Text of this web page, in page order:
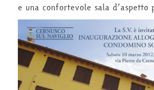
e una confortevole sala